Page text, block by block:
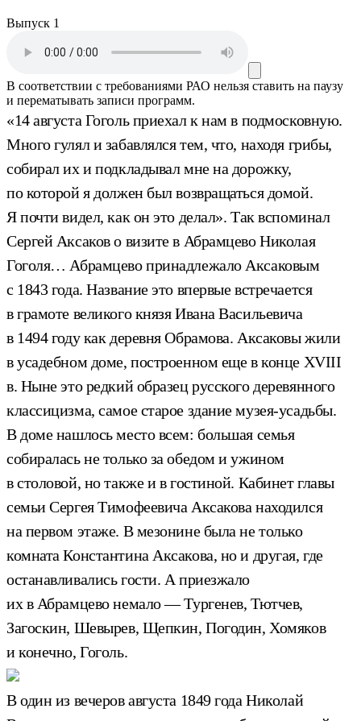
Выпуск 1
В соответствии с требованиями РАО нельзя ставить на паузу
и перематывать записи программ.
«14 августа Гоголь приехал к нам в подмосковную.
Много гулял и забавлялся тем, что, находя грибы,
собирал их и подкладывал мне на дорожку,
по которой я должен был возвращаться домой.
Я почти видел, как он это делал». Так вспоминал
Сергей Аксаков о визите в Абрамцево Николая
Гоголя… Абрамцево принадлежало Аксаковым
с 1843 года. Название это впервые встречается
в грамоте великого князя Ивана Васильевича
в 1494 году как деревня Обрамова. Аксаковы жили
в усадебном доме, построенном еще в конце XVIII
в. Ныне это редкий образец русского деревянного
классицизма, самое старое здание музея-усадьбы.
В доме нашлось место всем: большая семья
собиралась не только за обедом и ужином
в столовой, но также и в гостиной. Кабинет главы
семьи Сергея Тимофеевича Аксакова находился
на первом этаже. В мезонине была не только
комната Константина Аксакова, но и другая, где
останавливались гости. А приезжало
их в Абрамцево немало — Тургенев, Тютчев,
Загоскин, Шевырев, Щепкин, Погодин, Хомяков
и конечно, Гоголь.
В один из вечеров августа 1849 года Николай